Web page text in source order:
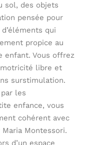
sol, des objets
pensée pour
qui
propice au
enfant. Vous offrez
libre et
surstimulation.
les
enfance, vous
cohérent avec
Montessori.
d’un espace